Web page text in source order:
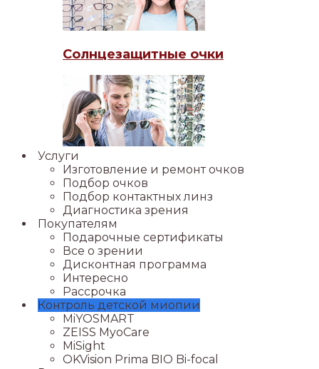
Солнцезащитные очки
Услуги
Изготовление и ремонт очков
Подбор очков
Подбор контактных линз
Диагностика зрения
Покупателям
Подарочные сертификаты
Все о зрении
Дисконтная программа
Интересно
Рассрочка
Контроль детской миопии
MiYOSMART
ZEISS MyoCare
MiSight
OKVision Prima BIO Bi-focal